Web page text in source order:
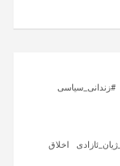
#زندانی_سیاسی
اخلاق